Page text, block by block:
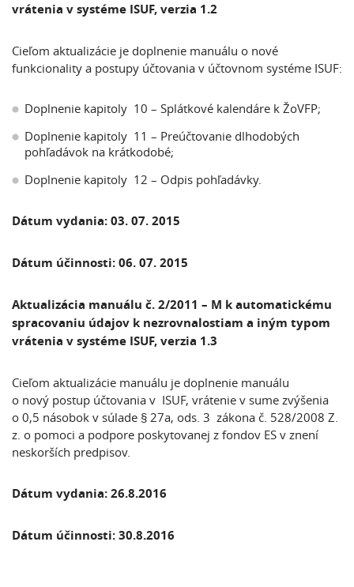
vrátenia v systéme ISUF, verzia 1.2
Cieľom aktualizácie je doplnenie manuálu o nové
funkcionality a postupy účtovania v účtovnom systéme ISUF:
Doplnenie kapitoly 10 – Splátkové kalendáre k ŽoVFP;
Doplnenie kapitoly 11 – Preúčtovanie dlhodobých
pohľadávok na krátkodobé;
Doplnenie kapitoly 12 – Odpis pohľadávky.
Dátum vydania: 03. 07. 2015
Dátum účinnosti: 06. 07. 2015
Aktualizácia manuálu č. 2/2011 – M k automatickému
spracovaniu údajov k nezrovnalostiam a iným typom
vrátenia v systéme ISUF, verzia 1.3
Cieľom aktualizácie manuálu je doplnenie manuálu
o nový postup účtovania v ISUF, vrátenie v sume zvýšenia
o 0,5 násobok v súlade § 27a, ods. 3 zákona č. 528/2008 Z.
z. o pomoci a podpore poskytovanej z fondov ES v znení
neskorších predpisov.
Dátum vydania:26.8.2016
Dátum účinnosti:30.8.2016